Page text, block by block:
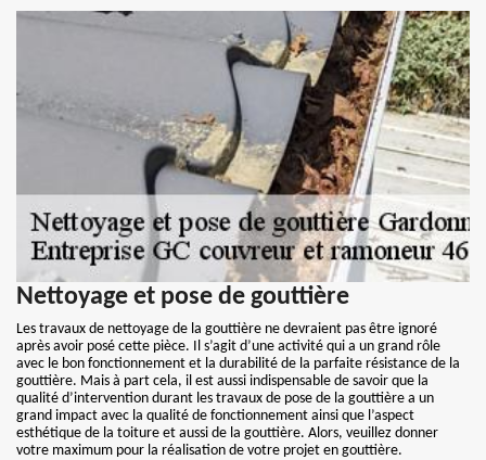
Nettoyage et pose de gouttière
Les travaux de nettoyage de la gouttière ne devraient pas être ignoré
après avoir posé cette pièce. Il s’agit d’une activité qui a un grand rôle
avec le bon fonctionnement et la durabilité de la parfaite résistance de la
gouttière. Mais à part cela, il est aussi indispensable de savoir que la
qualité d’intervention durant les travaux de pose de la gouttière a un
grand impact avec la qualité de fonctionnement ainsi que l’aspect
esthétique de la toiture et aussi de la gouttière. Alors, veuillez donner
votre maximum pour la réalisation de votre projet en gouttière.